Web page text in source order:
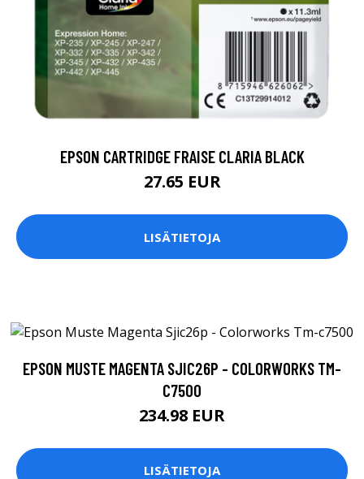
EPSON CARTRIDGE FRAISE CLARIA BLACK
27.65 EUR
LISÄTIETOJA
EPSON MUSTE MAGENTA SJIC26P - COLORWORKS TM-
C7500
234.98 EUR
LISÄTIETOJA